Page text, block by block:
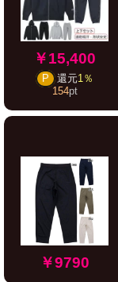
￥15,400
P 還元1％
154pt
￥9790